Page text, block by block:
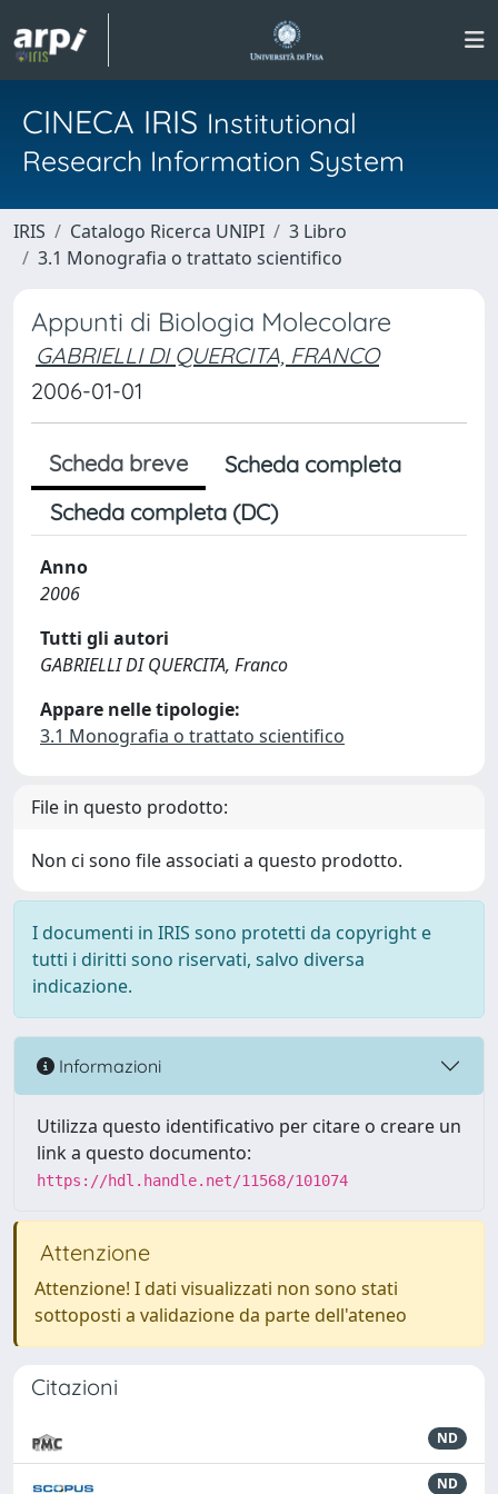
CINECA IRIS Institutional
Research Information System
IRIS Catalogo Ricerca UNIPI
3 Libro
3.1 Monografia o trattato scientifico
Appunti di Biologia Molecolare
GABRIELLI DI QUERCITA, FRANCO
2006-01-01
Scheda breve
Scheda completa
Scheda completa (DC)
Anno
2006
Tutti gli autori
GABRIELLI DI QUERCITA, Franco
Appare nelle tipologie:
3.1 Monografia o trattato scientifico
File in questo prodotto:
Non ci sono file associati a questo prodotto.
I documenti in IRIS sono protetti da copyright e
tutti i diritti sono riservati, salvo diversa
indicazione.
Informazioni
Utilizza questo identificativo per citare o creare un
link a questo documento:
https://hdl.handle.net/11568/101074
Attenzione
Attenzione! I dati visualizzati non sono stati
sottoposti a validazione da parte dell'ateneo
Citazioni
ND
ND